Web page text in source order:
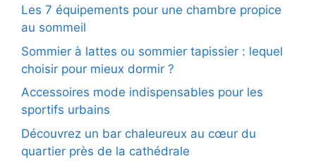
Les 7 équipements pour une chambre propice
au sommeil
Sommier à lattes ou sommier tapissier : lequel
choisir pour mieux dormir ?
Accessoires mode indispensables pour les
sportifs urbains
Découvrez un bar chaleureux au cœur du
quartier près de la cathédrale